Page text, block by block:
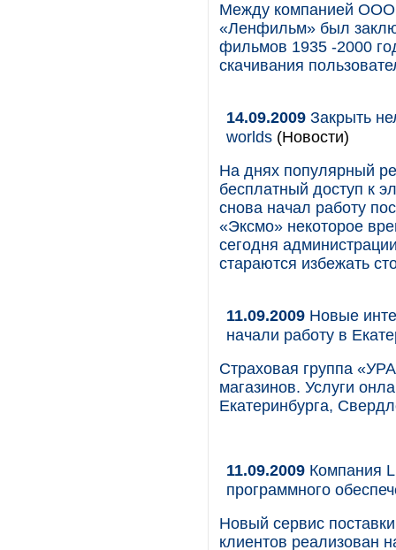
Между компанией
«Ленфильм» был
фильмов 1935 -2000
скачивания
14.09.2009 Закрыть
worlds (Новости)
На днях популярный
бесплатный доступ к
снова начал работу
«Эксмо» некоторое
сегодня
стараются избежать
11.09.2009 Новые
начали работу в
Страховая группа
магазинов. Услуги
Екатеринбурга,
11.09.2009 Компания
программного
Новый сервис
клиентов реализован